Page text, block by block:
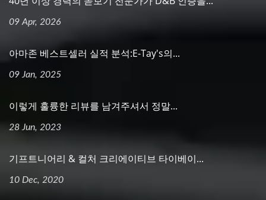
09 Apr, 2026
아마존 베스트셀러 실적 분석:E-Tay's의...
09 Jan, 2025
이렇게 훌륭한 리뷰를 남겨주셔서 정말...
28 Jun, 2023
기프트니어리 & 컬처 크리에이티브 타이베이...
10 Dec, 2020